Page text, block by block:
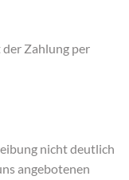
Zahlung per
nicht deutlich
angebotenen